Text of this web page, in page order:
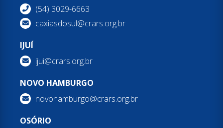
(54) 3029-6663
caxiasdosul@crars.org.br
IJUÍ
ijui@crars.org.br
NOVO HAMBURGO
novohamburgo@crars.org.br
OSÓRIO